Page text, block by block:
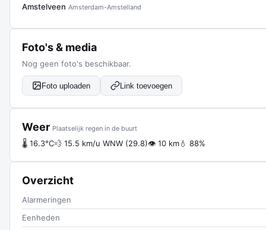
Amstelveen Amsterdam-Amstelland
Foto's & media
Nog geen foto's beschikbaar.
Foto uploaden Link toevoegen
Weer Plaatselijk regen in de buurt
🌡 16.3°C💨 15.5 km/u WNW (29.8)👁 10 km💧 88%
Overzicht
Alarmeringen
Eenheden